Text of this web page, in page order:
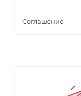
Соглашение